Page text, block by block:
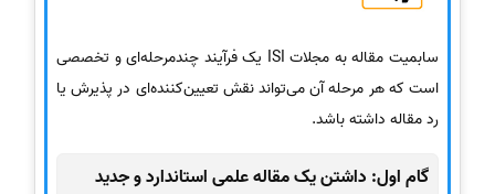
سابمیت مقاله به مجلات ISI یک فرآیند چندمرحله‌ای و تخصصی
است که هر مرحله آن می‌تواند نقش تعیین‌کننده‌ای در پذیرش یا
رد مقاله داشته باشد.
گام اول: داشتن یک مقاله علمی استاندارد و جدید